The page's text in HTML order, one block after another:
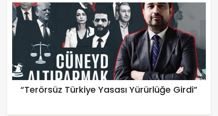
“Terörsüz Türkiye Yasası Yürürlüğe Girdi”